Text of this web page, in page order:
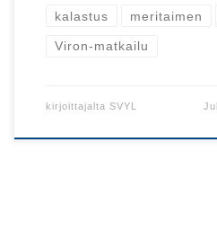
kalastus meritaimen
Viron-matkailu
kirjoittajalta SVYL